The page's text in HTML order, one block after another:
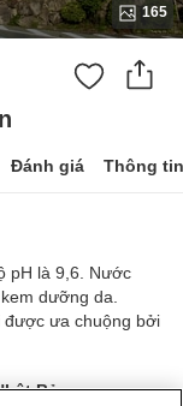
165
Đánh giá Thông
pH là 9,6. Nước
dưỡng da.
được ưa chuộng bởi
Bản